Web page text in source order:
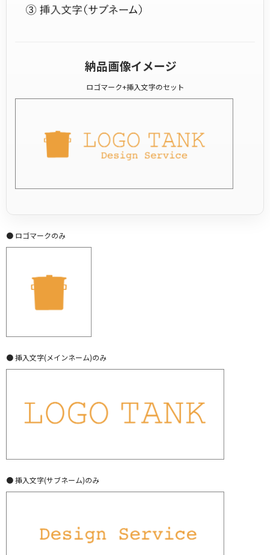
納品画像イメージ
ロゴマーク+挿入文字のセット
● ロゴマークのみ
● 挿入文字(メインネーム)のみ
● 挿入文字(サブネーム)のみ